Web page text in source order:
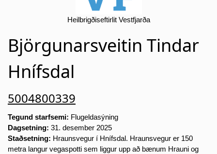
Heilbrigðiseftirlit Vestfjarða
Björgunarsveitin Tindar
Hnífsdal
5004800339
Tegund starfsemi: Flugeldasýning
Dagsetning: 31. desember 2025
Staðsetning: Hraunsvegur í Hnífsdal. Hraunsvegur er 150
metra langur vegaspotti sem liggur upp að bænum Hrauni og